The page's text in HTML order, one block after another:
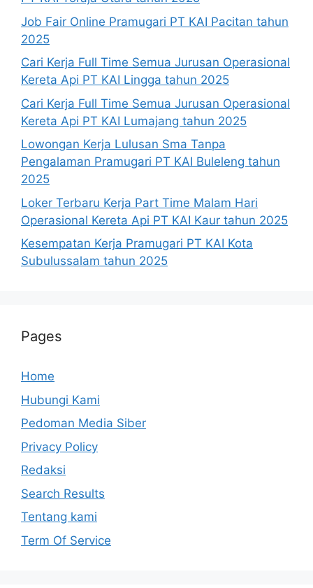
Job Fair Online Pramugari PT KAI Pacitan tahun
2025
Cari Kerja Full Time Semua Jurusan Operasional
Kereta Api PT KAI Lingga tahun 2025
Cari Kerja Full Time Semua Jurusan Operasional
Kereta Api PT KAI Lumajang tahun 2025
Lowongan Kerja Lulusan Sma Tanpa
Pengalaman Pramugari PT KAI Buleleng tahun
2025
Loker Terbaru Kerja Part Time Malam Hari
Operasional Kereta Api PT KAI Kaur tahun 2025
Kesempatan Kerja Pramugari PT KAI Kota
Subulussalam tahun 2025
Pages
Home
Hubungi Kami
Pedoman Media Siber
Privacy Policy
Redaksi
Search Results
Tentang kami
Term Of Service